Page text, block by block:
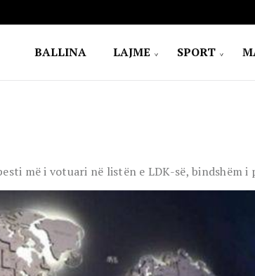
BALLINA LAJME SPORT
më i votuari në listën e LDK-së, bindshëm i